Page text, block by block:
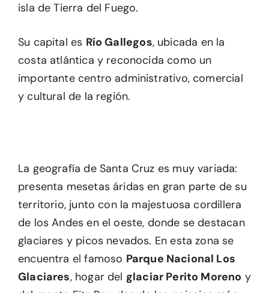
isla de Tierra del Fuego.
Su capital es Río Gallegos, ubicada en la
costa atlántica y reconocida como un
importante centro administrativo, comercial
y cultural de la región.
La geografía de Santa Cruz es muy variada:
presenta mesetas áridas en gran parte de su
territorio, junto con la majestuosa cordillera
de los Andes en el oeste, donde se destacan
glaciares y picos nevados. En esta zona se
encuentra el famoso Parque Nacional Los
Glaciares, hogar del glaciar Perito Moreno y